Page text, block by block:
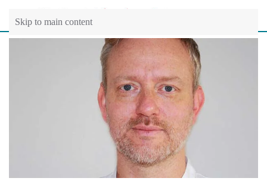
Skip to main content